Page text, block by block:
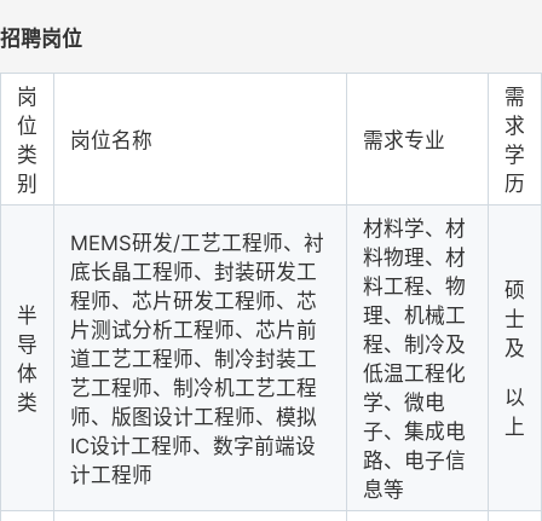
招聘岗位
岗
位
类
别
岗位名称 需求专业
需
求
学
历
半
导
体
类
MEMS研发/工艺工程师、衬
底长晶工程师、封装研发工
程师、芯片研发工程师、芯
片测试分析工程师、芯片前
道工艺工程师、制冷封装工
艺工程师、制冷机工艺工程
师、版图设计工程师、模拟
IC设计工程师、数字前端设
计工程师
材料学、材
料物理、材
料工程、物
理、机械工
程、制冷及
低温工程化
学、微电
子、集成电
路、电子信
息等
硕
士
及
以
上